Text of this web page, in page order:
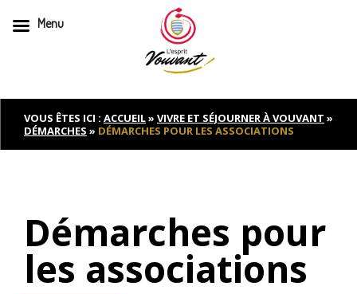
to
contentVOUS ÊTES ICI : ACCUEIL» VIVRE ET SÉJOURNER À VOUVANT »
DÉMARCHES » DÉMARCHES POUR LES ASSOCIATIONS
Démarches pour
les associations
Menu